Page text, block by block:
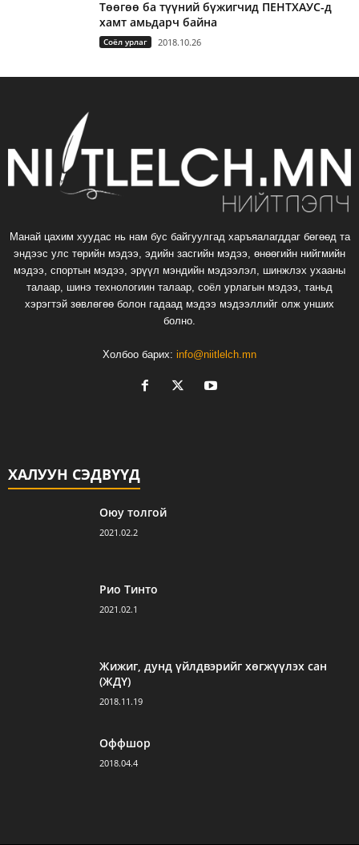
Төөгөө ба түүний бүжигчид ПЕНТХАУС-д
хамт амьдарч байна
Соёл урлаг 2018.10.26
Манай цахим хуудас нь нам бус байгуулгад харъяалагддаг бөгөөд та
эндээс улс төрийн мэдээ, эдийн засгийн мэдээ, өнөөгийн нийгмийн
мэдээ, спортын мэдээ, эрүүл мэндийн мэдээлэл, шинжлэх ухааны
талаар, шинэ технологиин талаар, соёл урлагын мэдээ, таньд
хэрэгтэй зөвлөгөө болон гадаад мэдээ мэдээллийг олж унших
болно.
Холбоо барих: info@niitlelch.mn
ХАЛУУН СЭДВҮҮД
Оюу толгой
2021.02.2
Рио Тинто
2021.02.1
Жижиг, дунд үйлдвэрийг хөгжүүлэх сан
(ЖДҮ)
2018.11.19
Оффшор
2018.04.4